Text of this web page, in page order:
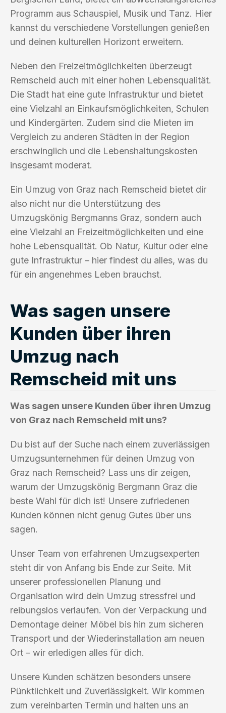
Programm aus Schauspiel, Musik und Tanz. Hier
kannst du verschiedene Vorstellungen genießen
und deinen kulturellen Horizont erweitern.
Neben den Freizeitmöglichkeiten überzeugt
Remscheid auch mit einer hohen Lebensqualität.
Die Stadt hat eine gute Infrastruktur und bietet
eine Vielzahl an Einkaufsmöglichkeiten, Schulen
und Kindergärten. Zudem sind die Mieten im
Vergleich zu anderen Städten in der Region
erschwinglich und die Lebenshaltungskosten
insgesamt moderat.
Ein Umzug von Graz nach Remscheid bietet dir
also nicht nur die Unterstützung des
Umzugskönig Bergmanns Graz, sondern auch
eine Vielzahl an Freizeitmöglichkeiten und eine
hohe Lebensqualität. Ob Natur, Kultur oder eine
gute Infrastruktur – hier findest du alles, was du
für ein angenehmes Leben brauchst.
Was sagen unsere
Kunden über ihren
Umzug nach
Remscheid mit uns
Was sagen unsere Kunden über ihren Umzug
von Graz nach Remscheid mit uns?
Du bist auf der Suche nach einem zuverlässigen
Umzugsunternehmen für deinen Umzug von
Graz nach Remscheid? Lass uns dir zeigen,
warum der Umzugskönig Bergmann Graz die
beste Wahl für dich ist! Unsere zufriedenen
Kunden können nicht genug Gutes über uns
sagen.
Unser Team von erfahrenen Umzugsexperten
steht dir von Anfang bis Ende zur Seite. Mit
unserer professionellen Planung und
Organisation wird dein Umzug stressfrei und
reibungslos verlaufen. Von der Verpackung und
Demontage deiner Möbel bis hin zum sicheren
Transport und der Wiederinstallation am neuen
Ort – wir erledigen alles für dich.
Unsere Kunden schätzen besonders unsere
Pünktlichkeit und Zuverlässigkeit. Wir kommen
zum vereinbarten Termin und halten uns an